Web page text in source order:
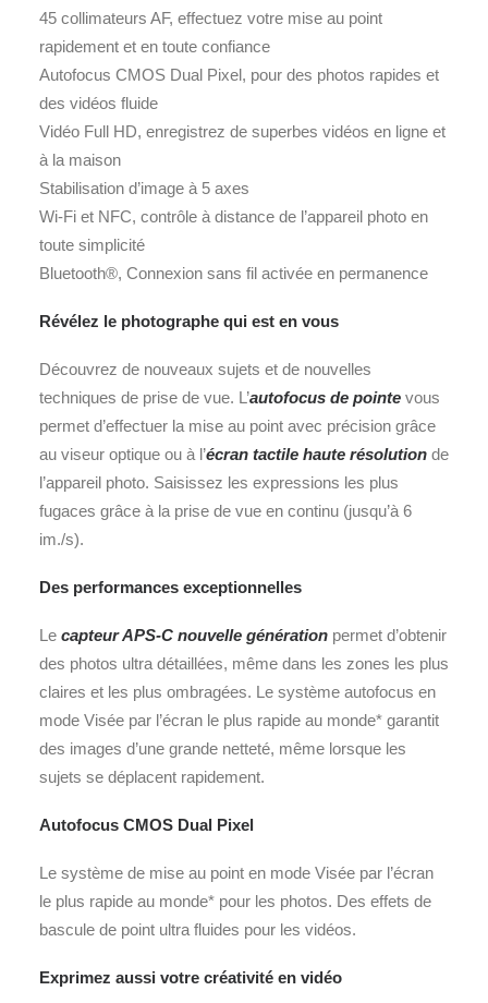
45 collimateurs AF, effectuez votre mise au point
rapidement et en toute confiance
Autofocus CMOS Dual Pixel, pour des photos rapides et
des vidéos fluide
Vidéo Full HD, enregistrez de superbes vidéos en ligne et
à la maison
Stabilisation d’image à 5 axes
Wi-Fi et NFC, contrôle à distance de l’appareil photo en
toute simplicité
Bluetooth®, Connexion sans fil activée en permanence
Révélez le photographe qui est en vous
Découvrez de nouveaux sujets et de nouvelles
techniques de prise de vue. L’autofocus de pointe vous
permet d’effectuer la mise au point avec précision grâce
au viseur optique ou à l’écran tactile haute résolution de
l’appareil photo. Saisissez les expressions les plus
fugaces grâce à la prise de vue en continu (jusqu’à 6
im./s).
Des performances exceptionnelles
Le capteur APS-C nouvelle génération permet d’obtenir
des photos ultra détaillées, même dans les zones les plus
claires et les plus ombragées. Le système autofocus en
mode Visée par l’écran le plus rapide au monde* garantit
des images d’une grande netteté, même lorsque les
sujets se déplacent rapidement.
Autofocus CMOS Dual Pixel
Le système de mise au point en mode Visée par l’écran
le plus rapide au monde* pour les photos. Des effets de
bascule de point ultra fluides pour les vidéos.
Exprimez aussi votre créativité en vidéo